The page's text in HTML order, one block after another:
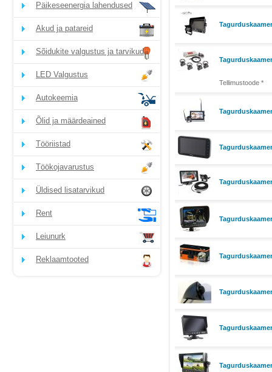
Päikeseenergia lahendused
Akud ja patareid
Sõidukite valgustus ja tarvikud
LED Valgustus
Autokeemia
Õlid ja määrdeained
Tööriistad
Töökojavarustus
Üldised lisatarvikud
Rent
Leiunurk
Reklaamtooted
Tellimustoode *